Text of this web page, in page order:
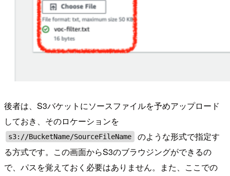
後者は、S3バケットにソースファイルを予めアップロード
しておき、そのロケーションを
s3://BucketName/SourceFileName
のような形式で指定す
る方式です。この画面からS3のブラウジングができるの
で、パスを覚えておく必要はありません。また、ここでの